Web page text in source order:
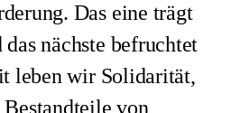
Das eine trägt
das nächste befruchtet
leben wir Solidarität,
von